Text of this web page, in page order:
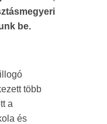
be.
több
a
és